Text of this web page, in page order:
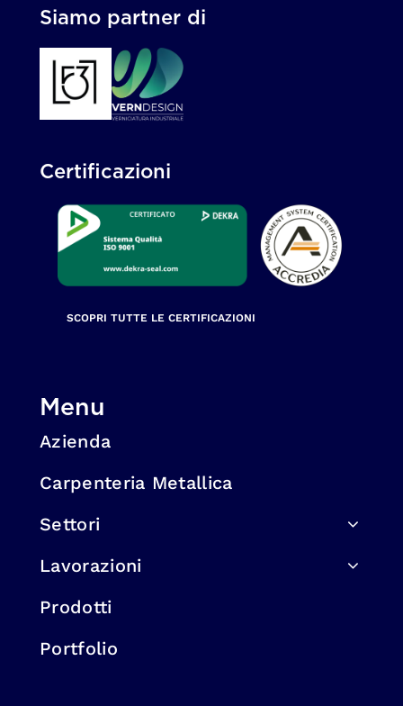
Menu
Azienda
Carpenteria Metallica
Settori
Lavorazioni
Prodotti
Portfolio
Siamo partner di
Certificazioni
SCOPRI TUTTE LE CERTIFICAZIONI